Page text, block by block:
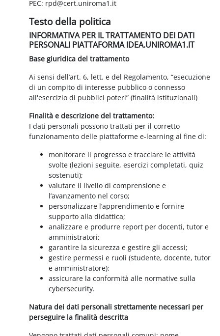
PEC: rpd@cert.uniroma1.it
Testo della politica
INFORMATIVA PER IL TRATTAMENTO DEI DATI
PERSONALI PIATTAFORMA IDEA.UNIROMA1.IT
Base giuridica del trattamento
Ai sensi dell’art. 6, lett. e del Regolamento, “esecuzione
di un compito di interesse pubblico o connesso
all'esercizio di pubblici poteri” (finalità istituzionali)
Finalità e descrizione del trattamento:
I dati personali possono trattati per il corretto
funzionamento delle piattaforme e-learning al fine di:
monitorare il progresso e tracciare le attività
svolte (lezioni seguite, esercizi completati, quiz
sostenuti);
valutare il livello di comprensione e
l’avanzamento nel corso;
personalizzare l’apprendimento e fornire
supporto alla didattica;
analizzare e produrre report per docenti, tutor e
amministratori;
garantire la sicurezza e gestire gli accessi;
gestire permessi e ruoli (studente, docente, tutor
e amministratore);
assicurare la conformità alle normative sulla
cybersecurity.
Natura dei dati personali strettamente necessari per
perseguire la finalità descritta